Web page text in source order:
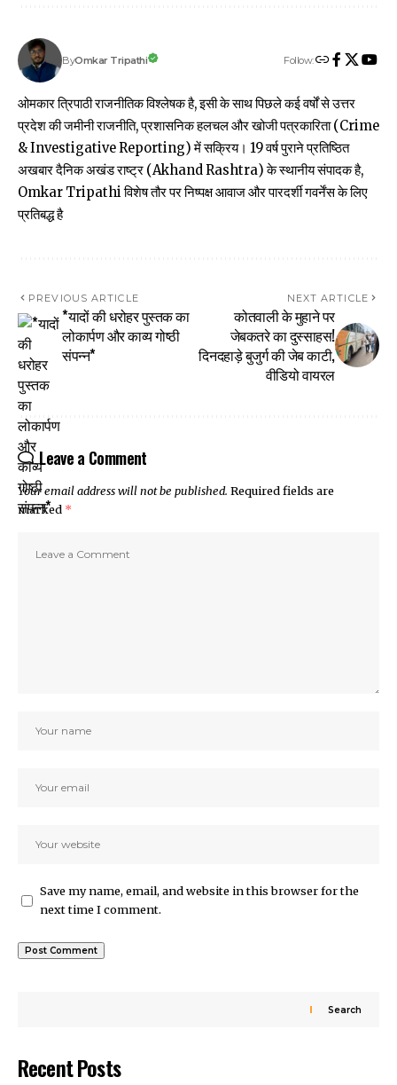
ByOmkar Tripathi Follow:
ओमकार त्रिपाठी राजनीतिक विश्लेषक है, इसी के साथ पिछले कई वर्षों से उत्तर
प्रदेश की जमीनी राजनीति, प्रशासनिक हलचल और खोजी पत्रकारिता (Crime
& Investigative Reporting) में सक्रिय। 19 वर्ष पुराने प्रतिष्ठित
अखबार दैनिक अखंड राष्ट्र (Akhand Rashtra) के स्थानीय संपादक है,
Omkar Tripathi विशेष तौर पर निष्पक्ष आवाज और पारदर्शी गवर्नेंस के लिए
प्रतिबद्ध है
PREVIOUS ARTICLE
*यादों की धरोहर पुस्तक का
लोकार्पण और काव्य गोष्ठी
संपन्न*
NEXT ARTICLE
कोतवाली के मुहाने पर
जेबकतरे का दुस्साहस!
दिनदहाड़े बुजुर्ग की जेब काटी,
वीडियो वायरल
Leave a Comment
Your email address will not be published. Required fields are
marked *
Save my name, email, and website in this browser for the
next time I comment.
Search
Recent Posts